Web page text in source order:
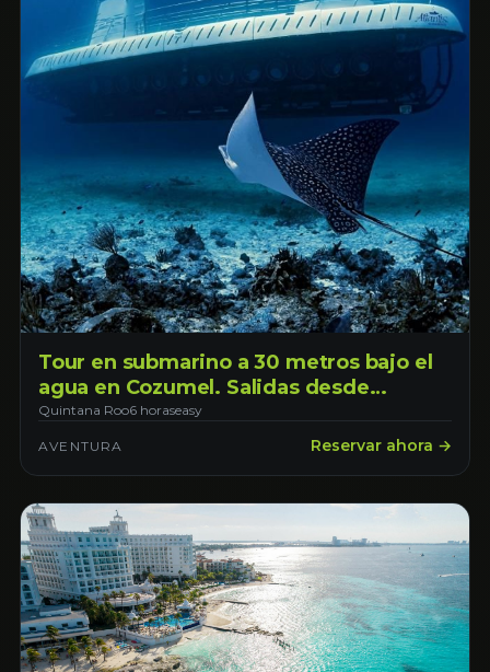
Tour en submarino a 30 metros bajo el
agua en Cozumel. Salidas desde
Cozumel
Quintana Roo6 horaseasy
AVENTURA Reservar ahora →